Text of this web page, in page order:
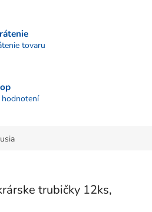
tovaru
trubičky 12ks,